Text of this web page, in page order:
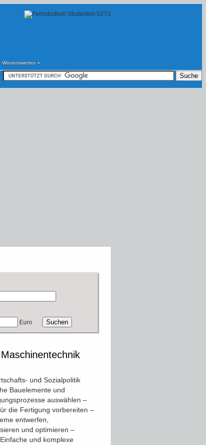
Wissenswertes »
Euro
und Sozialpolitik
Bauelemente und
auswählen –
die Fertigung vorbereiten –
entwerfen,
und optimieren –
und komplexe